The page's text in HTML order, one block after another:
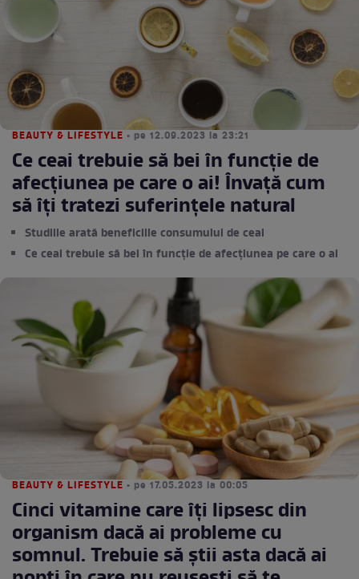
BEAUTY & LIFESTYLE • pe 12.09.2023 la 23:21
Ce ceai trebuie să bei în funcție de
afecțiunea pe care o ai! Învață cum
să îți tratezi suferințele natural
Studiile arată beneficiile consumului de ceai
Ce ceai trebuie să bei în funcție de afecțiunea pe care o ai
BEAUTY & LIFESTYLE • pe 17.05.2023 la 00:05
Cinci vitamine care îți lipsesc din
organism dacă ai probleme cu
somnul. Trebuie să știi asta dacă ai